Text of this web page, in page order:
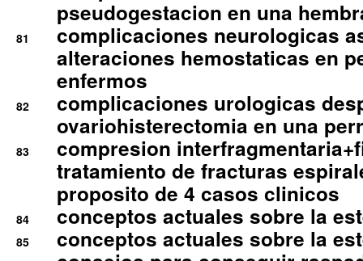
pseudogestacion en una
81
complicaciones neurologicas
alteraciones hemostaticas en
enfermos
82
complicaciones urologicas
ovariohisterectomia en una
83
compresion
tratamiento de fracturas
proposito de 4 casos clinicos
84 conceptos actuales sobre la
85 conceptos actuales sobre la